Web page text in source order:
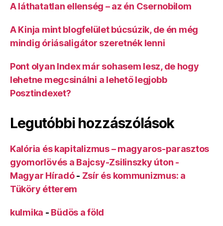
A láthatatlan ellenség – az én Csernobilom
A Kinja mint blogfelület búcsúzik, de én még
mindig óriásaligátor szeretnék lenni
Pont olyan Index már sohasem lesz, de hogy
lehetne megcsinálni a lehető legjobb
Posztindexet?
Legutóbbi hozzászólások
Kalória és kapitalizmus – magyaros-parasztos
gyomorlövés a Bajcsy-Zsilinszky úton -
Magyar Híradó- Zsír és kommunizmus: a
Tüköry étterem
kulmika - Büdös a föld